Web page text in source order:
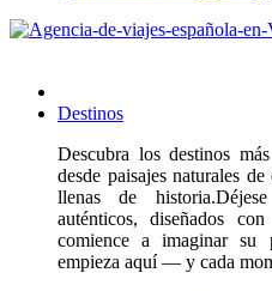
Destinos
Descubra los destinos
desde paisajes naturales
llenas de
auténticos, diseñados
comience a imaginar su
empieza aquí — y cada